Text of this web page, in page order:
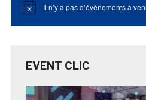
Notice Il n’y a pas d’évènements à
EVENT CLIC